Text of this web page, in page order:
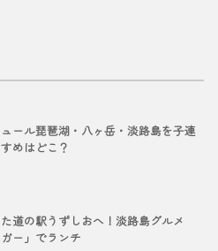
ール琵琶湖・八ヶ岳・淡路島を子連
めはどこ？
道の駅うずしおへ！淡路島グルメ
ー」でランチ